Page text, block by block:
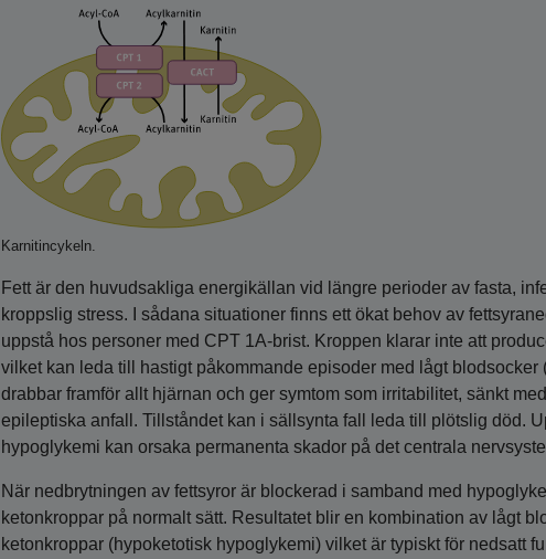
Karnitincykeln.
Fett är den huvudsakliga energikällan vid längre perioder av fasta,
kroppslig stress. I sådana situationer finns ett ökat behov av
uppstå hos personer med CPT 1A-brist. Kroppen klarar inte att
vilket kan leda till hastigt påkommande episoder med lågt
drabbar framför allt hjärnan och ger symtom som irritabilitet, sänkt
epileptiska anfall. Tillståndet kan i sällsynta fall leda till plötslig död.
hypoglykemi kan orsaka permanenta skador på det centrala
När nedbrytningen av fettsyror är blockerad i samband med
ketonkroppar på normalt sätt. Resultatet blir en kombination av lågt
ketonkroppar (hypoketotisk hypoglykemi) vilket är typiskt för nedsatt